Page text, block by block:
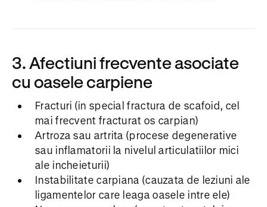
3. Afectiuni frecvente asociate
cu oasele carpiene
Fracturi (in special fractura de scafoid, cel
mai frecvent fracturat os carpian)
Artroza sau artrita (procese degenerative
sau inflamatorii la nivelul articulatiilor mici
ale incheieturii)
Instabilitate carpiana (cauzata de leziuni ale
ligamentelor care leaga oasele intre ele)